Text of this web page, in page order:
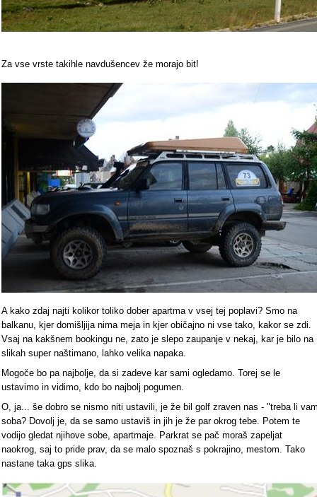
Za vse vrste takihle navdušencev že morajo bit!
A kako zdaj najti kolikor toliko dober apartma v vsej tej poplavi? Smo na
balkanu, kjer domišljija nima meja in kjer običajno ni vse tako, kakor se zdi.
Vsaj na kakšnem bookingu ne, zato je slepo zaupanje v nekaj, kar je bilo na
slikah super naštimano, lahko velika napaka.
Mogoče bo pa najbolje, da si zadeve kar sami ogledamo. Torej se le
ustavimo in vidimo, kdo bo najbolj pogumen.
O, ja... še dobro se nismo niti ustavili, je že bil golf zraven nas - "treba li
soba? Dovolj je, da se samo ustaviš in jih je že par okrog tebe. Potem te
vodijo gledat njihove sobe, apartmaje. Parkrat se pač moraš zapeljat
naokrog, saj to pride prav, da se malo spoznaš s pokrajino, mestom. Tako
nastane taka gps slika.